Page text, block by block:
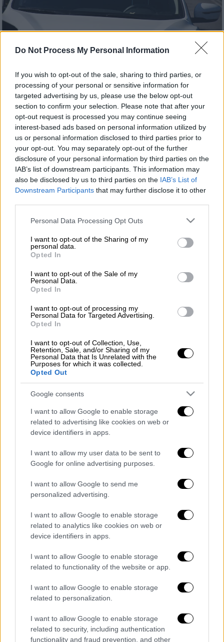
Do Not Process My Personal Information
If you wish to opt-out of the sale, sharing to third parties, or
processing of your personal or sensitive information for
targeted advertising by us, please use the below opt-out
section to confirm your selection. Please note that after your
opt-out request is processed you may continue seeing
interest-based ads based on personal information utilized by
us or personal information disclosed to third parties prior to
your opt-out. You may separately opt-out of the further
disclosure of your personal information by third parties on the
IAB’s list of downstream participants. This information may
also be disclosed by us to third parties on the IAB’s List of
Downstream Participants that may further disclose it to other
Please note that this website/app uses one or more Google
not limited to your visit or usage behaviour. You may click to
grant or deny consent to Google and its third-party tags to
use your data for below specified purposes in below Google
consent section.
Personal Data Processing Opt Outs
I want to opt-out of the Sharing of my
personal data.
Opted In
I want to opt-out of the Sale of my
Personal Data.
Opted In
I want to opt-out of processing my
Personal Data for Targeted Advertising.
Opted In
I want to opt-out of Collection, Use,
Retention, Sale, and/or Sharing of my
Personal Data that Is Unrelated with the
Purposes for which it was collected.
Opted Out
Google consents
I want to allow Google to enable storage
related to advertising like cookies on web or
device identifiers in apps.
I want to allow my user data to be sent to
Google for online advertising purposes.
I want to allow Google to send me
personalized advertising.
I want to allow Google to enable storage
related to analytics like cookies on web or
device identifiers in apps.
I want to allow Google to enable storage
related to functionality of the website or app.
I want to allow Google to enable storage
related to personalization.
I want to allow Google to enable storage
related to security, including authentication
functionality and fraud prevention, and other
Προσθέστε το ΕΘΝΟΣ στη Google
Για παράνομη μεταφορά – προώθηση
μεταναστώνστο εσωτερικό της χώρας,
απείθεια, βία κατά υπαλλήλων και
δικαστικών προσώπων, πλαστογραφία
πιστοποιητικών και επικίνδυνη οδήγηση
κατηγορείται 32χρονοςαπό τηΓεωργία
οποίοςσυνελήφθη, ύστερα απόεπεισοδιακή
καταδίωξη, στην περιοχή τουΛαγκαδά .
Ειδικότερα, πρωινές ώρες της Τετάρτης 9
Οκτωβρίου εντοπίστηκε απόαστυνομικούς
Ι.Χ. φορτηγό, του οποίουο αριθμός
κυκλοφορίας αντιστοιχούσε σε άλλο όχημα
Από τους αστυνομικούς έγιναν σήματα προς
τον οδηγό, προκειμένου να διενεργηθεί
έλεγχος. Ο 32χρονος, ωστόσο, ανέπτυξε
ταχύτηταπραγματοποιώντας επικίνδυνους
ακινητοποιήθηκε σε αδιέξοδο δρόμο της
περιοχήςκαι συνελήφθη, πάρα τη
αντίσταση που προέβαλε .
Στον έλεγχο που ακολούθησε, διαπιστώθηκε
ότι στο όχημα μεταφέρονταν
οι οποίοι στερούνταν νόμιμων ταξιδιωτικών
εγγράφων.
Συνολικά κατασχέθηκαν ένα κινητό
τηλέφωνο, 250 ευρώ, 745 λάρι Γεωργίας
καθώς και το φορτηγό, το ιδιοκτησιακό
καθεστώς του οποίου ερευνάται.
διαγράφονται
καταχώρηση